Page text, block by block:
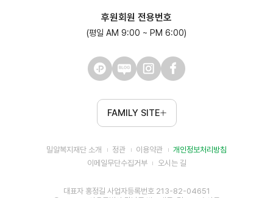
후원회원 전용번호
(평일 AM 9:00 ~ PM 6:00)
FAMILY SITE
밀알복지재단 소개 정관 이용약관
개인정보처리방침
이메일무단수집거부
오시는 길
대표자 홍정길 사업자등록번호 213-82-04651